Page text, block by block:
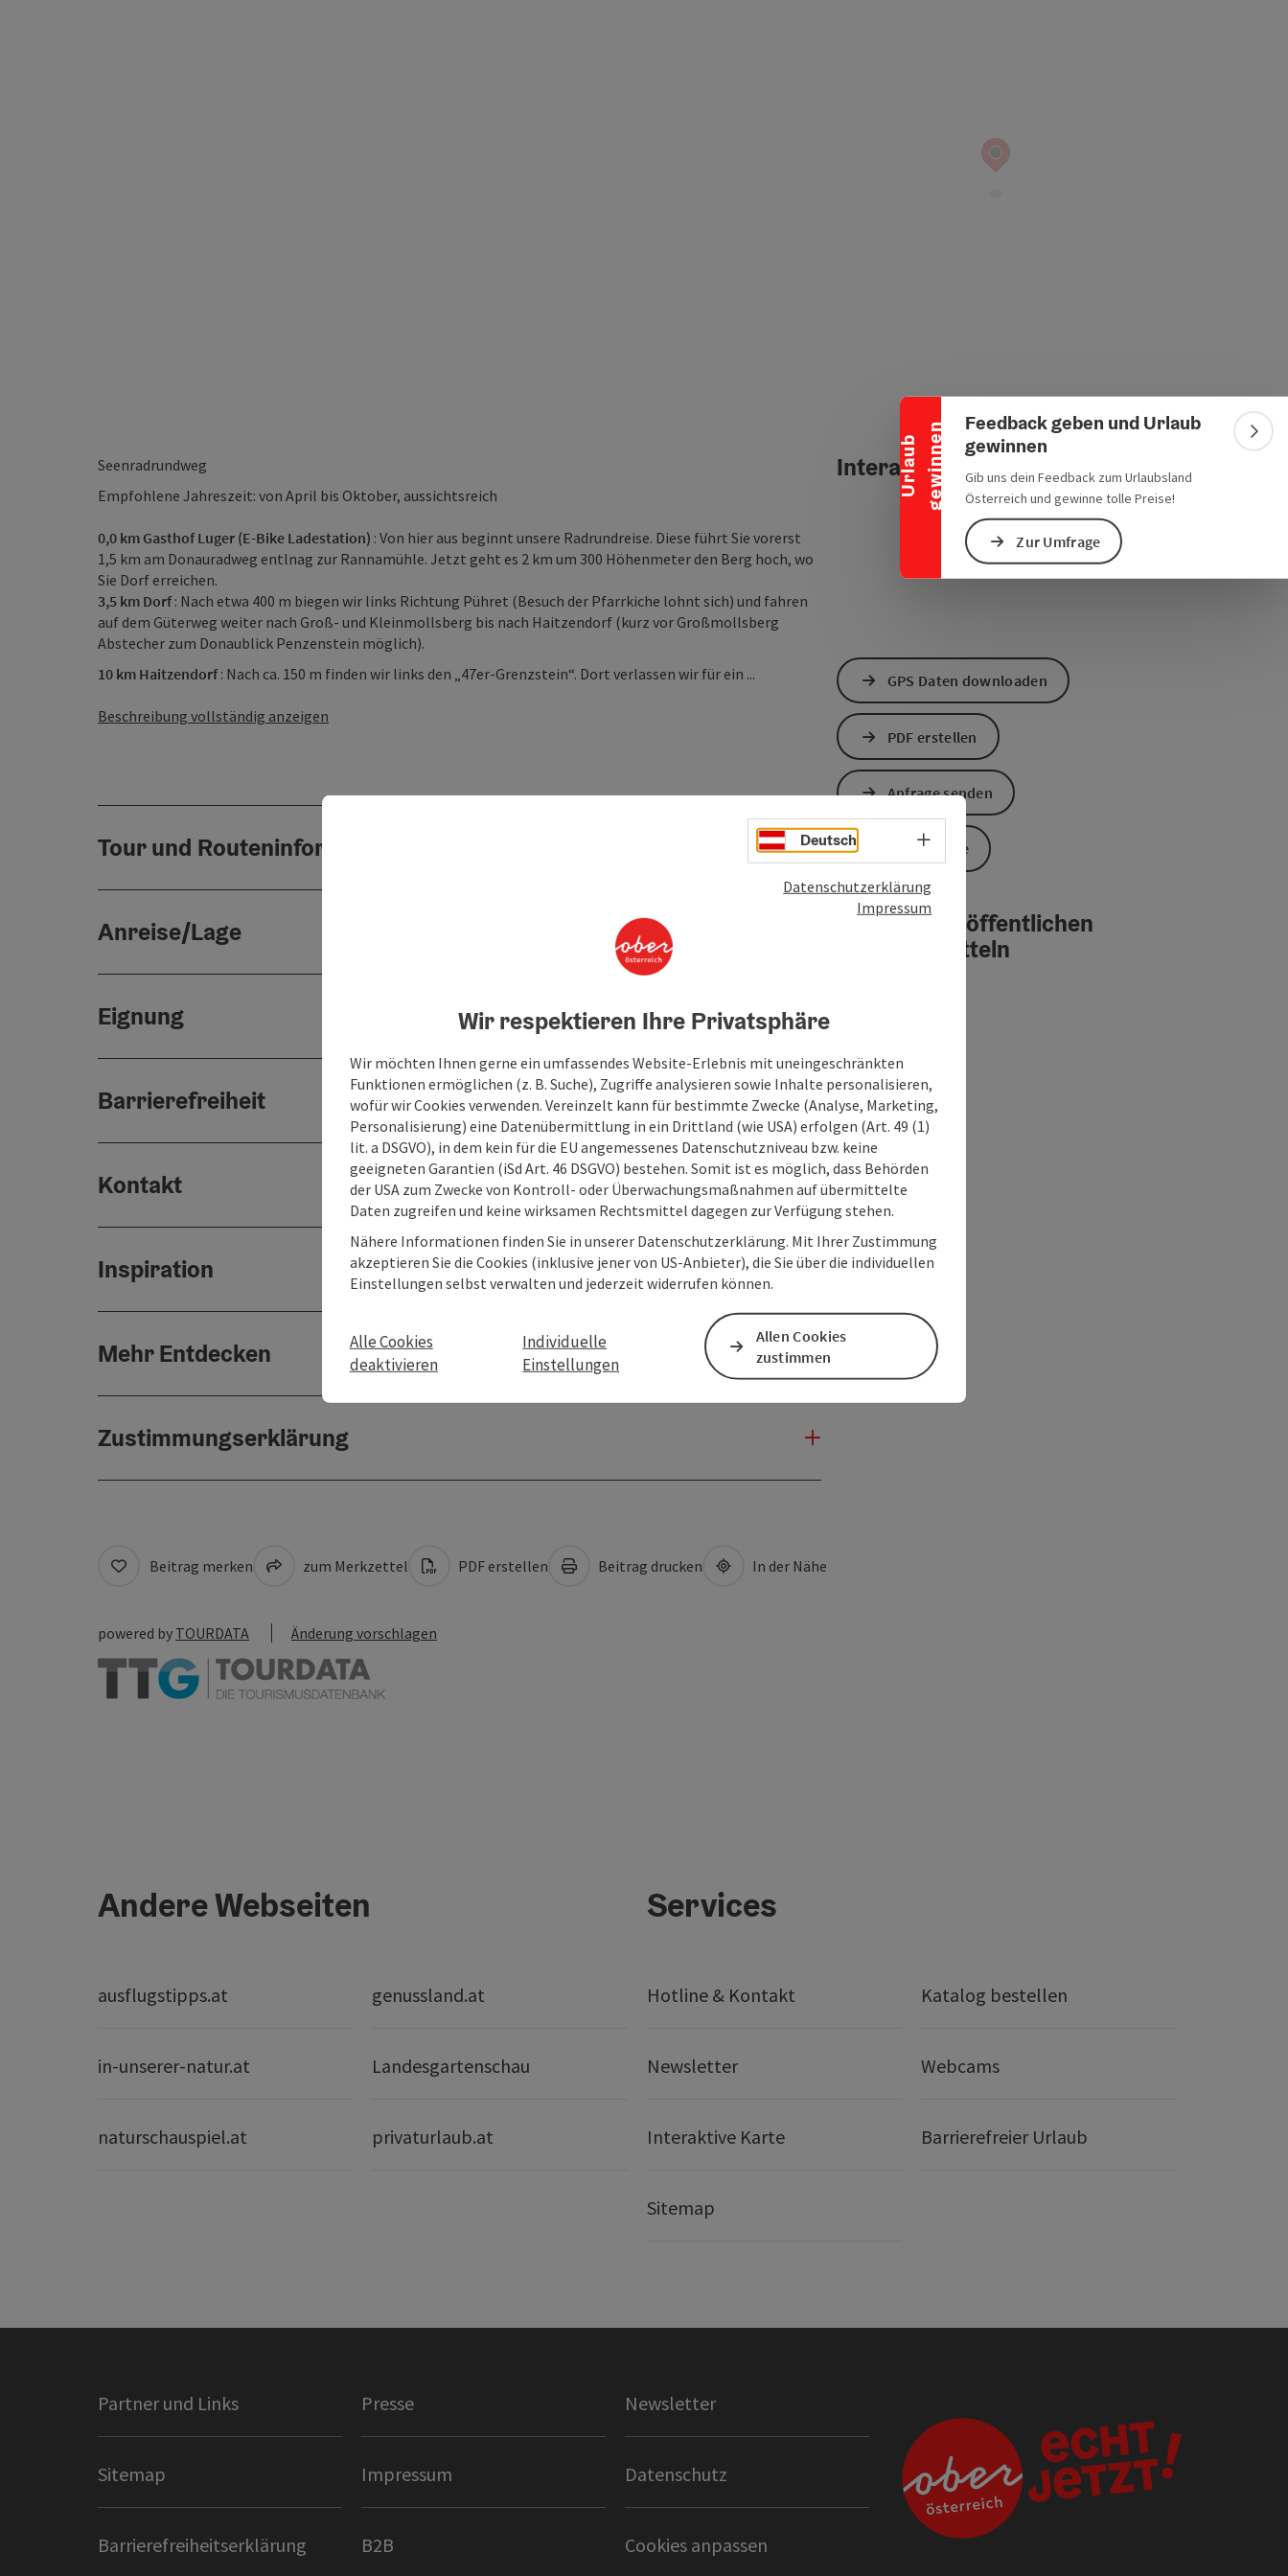
U
r
l
a
u
b
g
e
w
i
n
n
e n
Banner einklappen
Feedback geben und Urlaub
gewinnen
Gib uns dein Feedback zum Urlaubsland
Österreich und gewinne tolle Preise!
Zur Umfrage
Seenradrundweg
Empfohlene Jahreszeit: von April bis Oktober, aussichtsreich
0,0 km Gasthof Luger (E-Bike Ladestation) : Von hier aus beginnt unsere Radrundreise. Diese führt Sie vorerst
1,5 km am Donauradweg entlnag zur Rannamühle. Jetzt geht es 2 km um 300 Höhenmeter den Berg hoch, wo
Sie Dorf erreichen.
3,5 km Dorf: Nach etwa 400 m biegen wir links Richtung Pühret (Besuch der Pfarrkiche lohnt sich) und fahren
auf dem Güterweg weiter nach Groß- und Kleinmollsberg bis nach Haitzendorf (kurz vor Großmollsberg
Abstecher zum Donaublick Penzenstein möglich).
10 km Haitzendorf: Nach ca. 150 m finden wir links den „47er-Grenzstein“. Dort verlassen wir für ein ...
Beschreibung vollständig anzeigen
Tour und Routeninformationen
Anreise/Lage
Eignung
Barrierefreiheit
Kontakt
Inspiration
Mehr Entdecken
Zustimmungserklärung
Interaktives Höhenprofil
GPS Daten downloaden
PDF erstellen
Anfrage senden
Zur Website
Anreise mit öffentlichen
Verkehrsmitteln
Beitrag merken zum Merkzettel PDF erstellen Beitrag drucken In der Nähe
powered by TOURDATA Änderung vorschlagen
Andere Webseiten
ausflugstipps.at genussland.at
in-unserer-natur.at Landesgartenschau
naturschauspiel.at privaturlaub.at
Services
Hotline & Kontakt Katalog bestellen
Newsletter Webcams
Interaktive Karte Barrierefreier Urlaub
Sitemap
Partner und Links Presse Newsletter
Sitemap Impressum Datenschutz
Barrierefreiheitserklärung B2B Cookies anpassen
Deutsch Sprachwahl - Menü öffnen
Datenschutzerklärung
Impressum
Wir respektieren Ihre Privatsphäre
Wir möchten Ihnen gerne ein umfassendes Website-Erlebnis mit uneingeschränkten
Funktionen ermöglichen (z. B. Suche), Zugriffe analysieren sowie Inhalte personalisieren,
wofür wir Cookies verwenden. Vereinzelt kann für bestimmte Zwecke (Analyse, Marketing,
Personalisierung) eine Datenübermittlung in ein Drittland (wie USA) erfolgen (Art. 49 (1)
lit. a DSGVO), in dem kein für die EU angemessenes Datenschutzniveau bzw. keine
geeigneten Garantien (iSd Art. 46 DSGVO) bestehen. Somit ist es möglich, dass Behörden
der USA zum Zwecke von Kontroll- oder Überwachungsmaßnahmen auf übermittelte
Daten zugreifen und keine wirksamen Rechtsmittel dagegen zur Verfügung stehen.
Nähere Informationen finden Sie in unserer Datenschutzerklärung. Mit Ihrer Zustimmung
akzeptieren Sie die Cookies (inklusive jener von US-Anbieter), die Sie über die individuellen
Einstellungen selbst verwalten und jederzeit widerrufen können.
Alle Cookies
deaktivieren
Individuelle
Einstellungen
Allen Cookies
zustimmen